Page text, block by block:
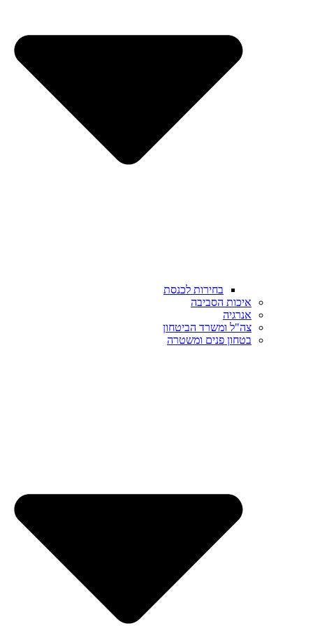
בחירות לכנסת
איכות הסביבה
אנרגיה
צה"ל ומשרד הביטחון
בטחון פנים ומשטרה